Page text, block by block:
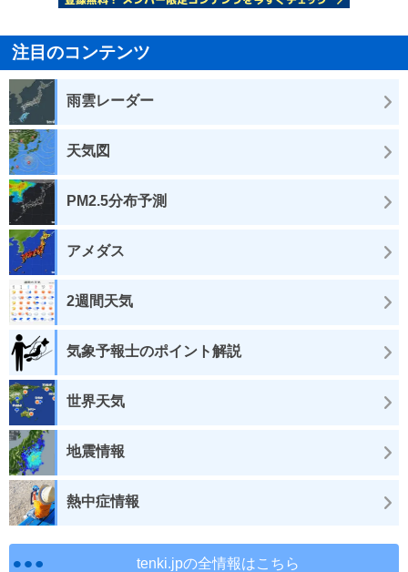
注目のコンテンツ
雨雲レーダー
天気図
PM2.5分布予測
アメダス
2週間天気
気象予報士のポイント解説
世界天気
地震情報
熱中症情報
tenki.jpの全情報はこちら